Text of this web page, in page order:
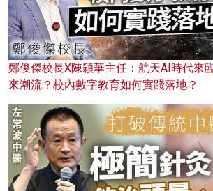
鄭俊傑校長X陳穎華主任：航天AI時代來
來潮流？校內數字教育如何實踐落地？